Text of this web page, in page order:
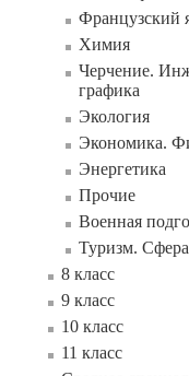
Французский
Химия
Черчение.
графика
Экология
Экономика.
Энергетика
Прочие
Военная
Туризм.
8 класс
9 класс
10 класс
11 класс